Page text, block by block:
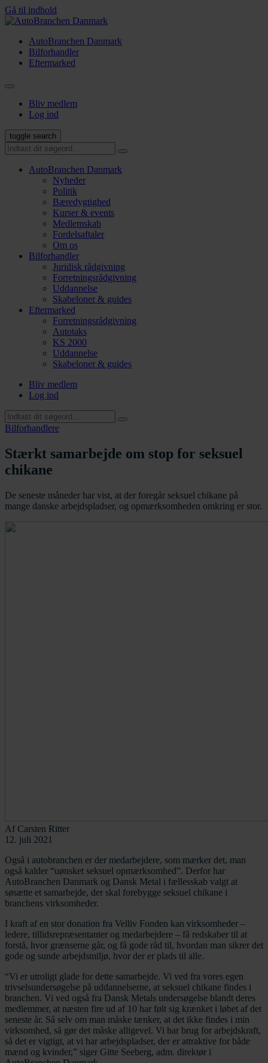
Gå til indhold
AutoBranchen Danmark
Bilforhandler
Eftermarked
Bliv medlem
Log ind
toggle search
AutoBranchen Danmark
Nyheder
Politik
Bæredygtighed
Kurser & events
Medlemskab
Fordelsaftaler
Om os
Bilforhandler
Juridisk rådgivning
Forretningsrådgivning
Uddannelse
Skabeloner & guides
Eftermarked
Forretningsrådgivning
Autotaks
KS 2000
Uddannelse
Skabeloner & guides
Bliv medlem
Log ind
Bilforhandlere
Stærkt samarbejde om stop for seksuel
chikane
De seneste måneder har vist, at der foregår seksuel chikane på
mange danske arbejdspladser, og opmærksomheden omkring er stor.
Af Carsten Ritter
12. juli 2021
Også i autobranchen er der medarbejdere, som mærker det, man
også kalder “uønsket seksuel opmærksomhed”. Derfor har
AutoBranchen Danmark og Dansk Metal i fællesskab valgt at
søsætte et samarbejde, der skal forebygge seksuel chikane i
branchens virksomheder.
I kraft af en stor donation fra Velliv Fonden kan virksomheder –
ledere, tillidsrepræsentanter og medarbejdere – få redskaber til at
forstå, hvor grænserne går, og få gode råd til, hvordan man sikrer det
gode og sunde arbejdsmiljø, hvor der er plads til alle.
“Vi er utroligt glade for dette samarbejde. Vi ved fra vores egen
trivselsundersøgelse på uddannelserne, at seksuel chikane findes i
branchen. Vi ved også fra Dansk Metals undersøgelse blandt deres
medlemmer, at næsten fire ud af 10 har følt sig krænket i løbet af det
seneste år. Så selv om man måske tænker, at det ikke findes i min
virksomhed, så gør det måske alligevel. Vi har brug for arbejdskraft,
så det er vigtigt, at vi har arbejdspladser, der er attraktive for både
mænd og kvinder,” siger Gitte Seeberg, adm. direktør i